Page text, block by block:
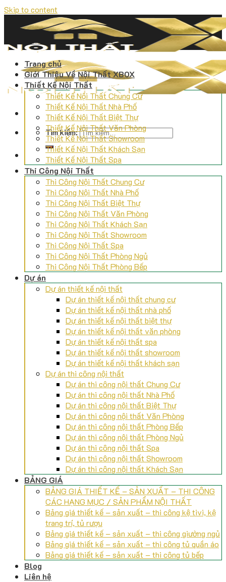
Skip to content
Tìm kiếm:
Trang chủ
Giới Thiệu Về Nội Thất XBOX
Thiết Kế Nội Thất
Thiết Kế Nội Thất Chung Cư
Thiết Kế Nội Thất Nhà Phố
Thiết Kế Nội Thất Biệt Thự
Thiết Kế Nội Thất Văn Phòng
Thiết Kế Nội Thất Showroom
Thiết Kế Nội Thất Khách Sạn
Thiết Kế Nội Thất Spa
Thi Công Nội Thất
Thi Công Nội Thất Chung Cư
Thi Công Nội Thất Nhà Phố
Thi Công Nội Thất Biệt Thự
Thi Công Nội Thất Văn Phòng
Thi Công Nội Thất Khách Sạn
Thi Công Nội Thất Showroom
Thi Công Nội Thất Spa
Thi Công Nội Thất Phòng Ngủ
Thi Công Nội Thất Phòng Bếp
Dự án
Dự án thiết kế nội thất
Dự án thiết kế nội thất chung cư
Dự án thiết kế nội thất nhà phố
Dự án thiết kế nội thất biệt thự
Dự án thiết kế nội thất văn phòng
Dự án thiết kế nội thất spa
Dự án thiết kế nội thất showroom
Dự án thiết kế nội thất khách sạn
Dự án thi công nội thất
Dự án thi công nội thất Chung Cư
Dự án thi công nội thất Nhà Phố
Dự án thi công nội thất Biệt Thự
Dự án thi công nội thất Văn Phòng
Dự án thi công nội thất Phòng Bếp
Dự án thi công nội thất Phòng Ngủ
Dự án thi công nội thất Spa
Dự án thi công nội thất Showroom
Dự án thi công nội thất Khách Sạn
BẢNG GIÁ
BẢNG GIÁ THIẾT KẾ – SẢN XUẤT – THI CÔNG
CÁC HẠNG MỤC / SẢN PHẨM NỘI THẤT
Bảng giá thiết kế – sản xuất – thi công kệ tivi, kệ
trang trí, tủ rượu
Bảng giá thiết kế – sản xuất – thi công giường ngủ
Bảng giá thiết kế – sản xuất – thi công tủ quần áo
Bảng giá thiết kế – sản xuất – thi công tủ bếp
Blog
Liên hệ